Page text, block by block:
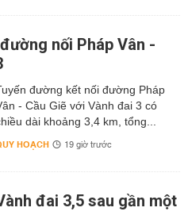
nối Pháp Vân -
đường kết nối đường Pháp
- Cầu Giẽ với Vành đai 3 có
dài khoảng 3,4 km, tổng...
HOẠCH 19 giờ trước
đai 3,5 sau gần một